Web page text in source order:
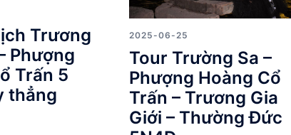
Trương
Phượng
Trấn 5
thẳng
2025-06-25
Tour Trường Sa –
Phượng Hoàng Cổ
Trấn – Trương Gia
Giới – Thường Đức